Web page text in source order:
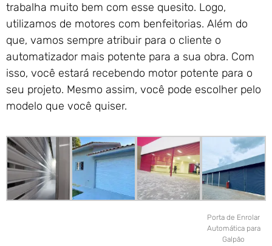
trabalha muito bem com esse quesito. Logo,
utilizamos de motores com benfeitorias. Além do
que, vamos sempre atribuir para o cliente o
automatizador mais potente para a sua obra. Com
isso, você estará recebendo motor potente para o
seu projeto. Mesmo assim, você pode escolher pelo
modelo que você quiser.
Porta de Enrolar
Automática para
Galpão